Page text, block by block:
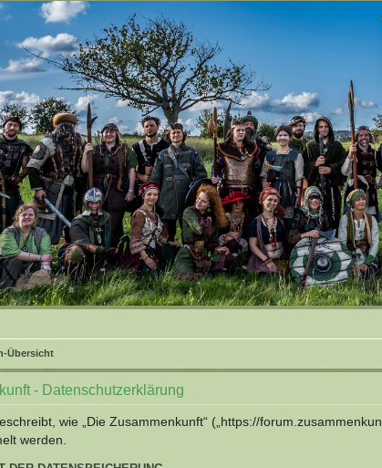
Übersicht
- Datenschutzerklärung
wie „Die Zusammenkunft“ („https://
werden.